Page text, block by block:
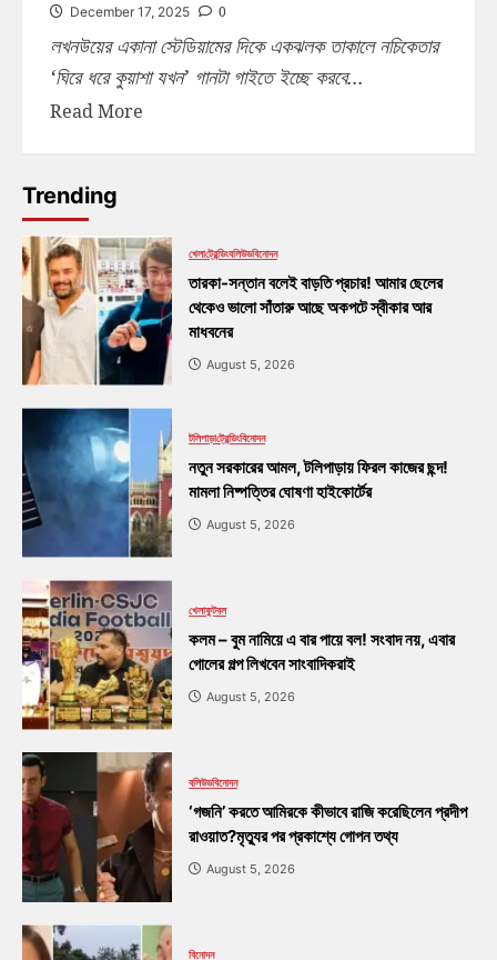
December 17, 2025 0
লখনউয়ের একানা স্টেডিয়ামের দিকে একঝলক তাকালে নচিকেতার
‘ঘিরে ধরে কুয়াশা যখন’ গানটা গাইতে ইচ্ছে করবে...
Read More
Trending
খেলাট্রেন্ডিংবলিউডবিনোদন
তারকা-সন্তান বলেই বাড়তি প্রচার! আমার ছেলের
থেকেও ভালো সাঁতারু আছে অকপটে স্বীকার আর
মাধবনের
August 5, 2026
টলিপাড়াট্রেন্ডিংবিনোদন
নতুন সরকারের আমল, টলিপাড়ায় ফিরল কাজের ছন্দ!
মামলা নিষ্পত্তির ঘোষণা হাইকোর্টের
August 5, 2026
খেলাফুটবল
কলম – বুম নামিয়ে এ বার পায়ে বল! সংবাদ নয়, এবার
গোলের গল্প লিখবেন সাংবাদিকরাই
August 5, 2026
বলিউডবিনোদন
‘গজনি’ করতে আমিরকে কীভাবে রাজি করেছিলেন প্রদীপ
রাওয়াত?মৃত্যুর পর প্রকাশ্যে গোপন তথ্য
August 5, 2026
বিনোদন